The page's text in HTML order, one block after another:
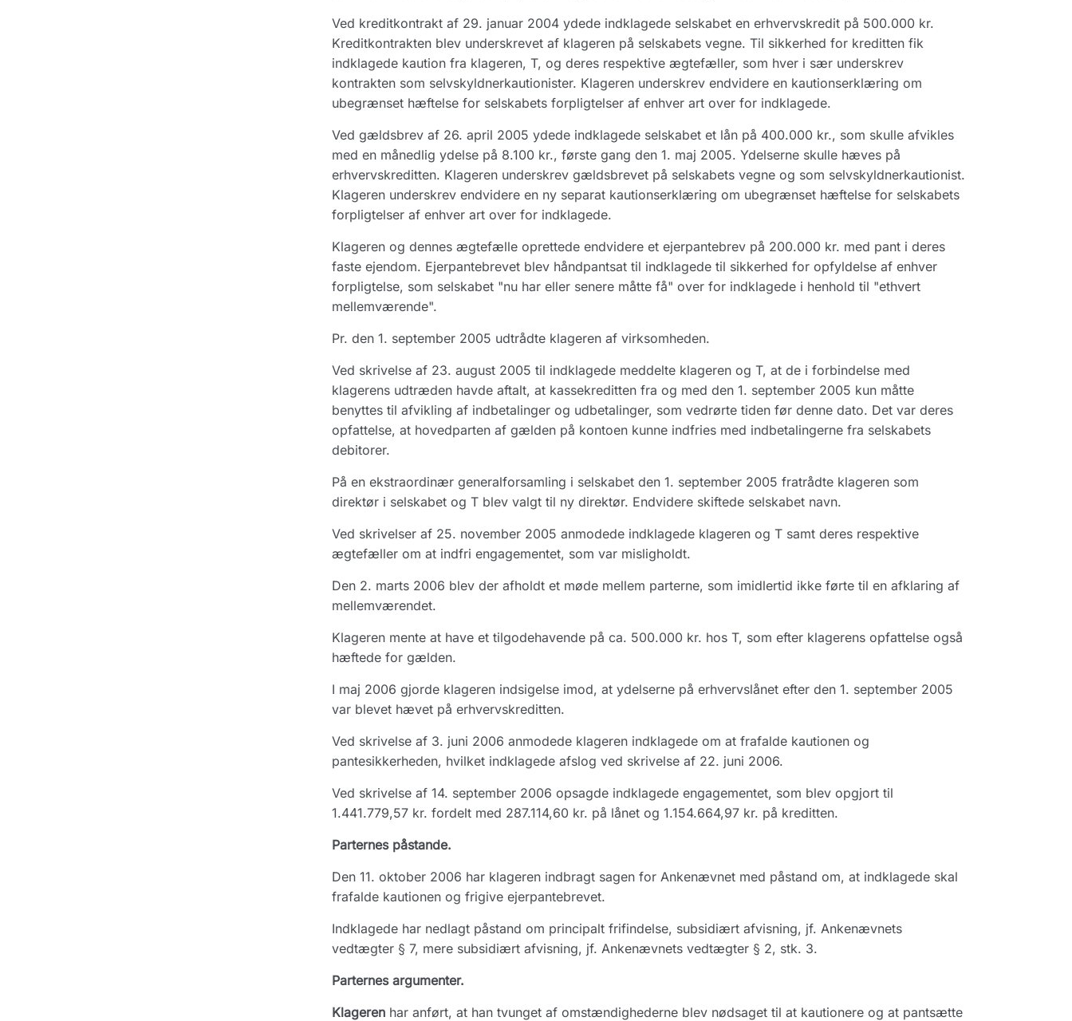
Ved kreditkontrakt af 29. januar 2004 ydede indklagede selskabet en erhvervskredit på 500.000 kr.
Kreditkontrakten blev underskrevet af klageren på selskabets vegne. Til sikkerhed for kreditten fik
indklagede kaution fra klageren, T, og deres respektive ægtefæller, som hver i sær underskrev
kontrakten som selvskyldnerkautionister. Klageren underskrev endvidere en kautionserklæring om
ubegrænset hæftelse for selskabets forpligtelser af enhver art over for indklagede.
Ved gældsbrev af 26. april 2005 ydede indklagede selskabet et lån på 400.000 kr., som skulle afvikles
med en månedlig ydelse på 8.100 kr., første gang den 1. maj 2005. Ydelserne skulle hæves på
erhvervskreditten. Klageren underskrev gældsbrevet på selskabets vegne og som selvskyldnerkautionist.
Klageren underskrev endvidere en ny separat kautionserklæring om ubegrænset hæftelse for selskabets
forpligtelser af enhver art over for indklagede.
Klageren og dennes ægtefælle oprettede endvidere et ejerpantebrev på 200.000 kr. med pant i deres
faste ejendom. Ejerpantebrevet blev håndpantsat til indklagede til sikkerhed for opfyldelse af enhver
forpligtelse, som selskabet "nu har eller senere måtte få" over for indklagede i henhold til "ethvert
mellemværende".
Pr. den 1. september 2005 udtrådte klageren af virksomheden.
Ved skrivelse af 23. august 2005 til indklagede meddelte klageren og T, at de i forbindelse med
klagerens udtræden havde aftalt, at kassekreditten fra og med den 1. september 2005 kun måtte
benyttes til afvikling af indbetalinger og udbetalinger, som vedrørte tiden før denne dato. Det var deres
opfattelse, at hovedparten af gælden på kontoen kunne indfries med indbetalingerne fra selskabets
debitorer.
På en ekstraordinær generalforsamling i selskabet den 1. september 2005 fratrådte klageren som
direktør i selskabet og T blev valgt til ny direktør. Endvidere skiftede selskabet navn.
Ved skrivelser af 25. november 2005 anmodede indklagede klageren og T samt deres respektive
ægtefæller om at indfri engagementet, som var misligholdt.
Den 2. marts 2006 blev der afholdt et møde mellem parterne, som imidlertid ikke førte til en afklaring af
mellemværendet.
Klageren mente at have et tilgodehavende på ca. 500.000 kr. hos T, som efter klagerens opfattelse også
hæftede for gælden.
I maj 2006 gjorde klageren indsigelse imod, at ydelserne på erhvervslånet efter den 1. september 2005
var blevet hævet på erhvervskreditten.
Ved skrivelse af 3. juni 2006 anmodede klageren indklagede om at frafalde kautionen og
pantesikkerheden, hvilket indklagede afslog ved skrivelse af 22. juni 2006.
Ved skrivelse af 14. september 2006 opsagde indklagede engagementet, som blev opgjort til
1.441.779,57 kr. fordelt med 287.114,60 kr. på lånet og 1.154.664,97 kr. på kreditten.
Parternes påstande.
Den 11. oktober 2006 har klageren indbragt sagen for Ankenævnet med påstand om, at indklagede skal
frafalde kautionen og frigive ejerpantebrevet.
Indklagede har nedlagt påstand om principalt frifindelse, subsidiært afvisning, jf. Ankenævnets
vedtægter § 7, mere subsidiært afvisning, jf. Ankenævnets vedtægter § 2, stk. 3.
Parternes argumenter.
Klagerenhar anført, at han tvunget af omstændighederne blev nødsaget til at kautionere og at pantsætte